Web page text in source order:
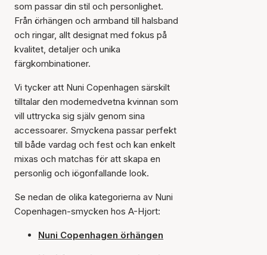
som passar din stil och personlighet.
Från örhängen och armband till halsband
och ringar, allt designat med fokus på
kvalitet, detaljer och unika
färgkombinationer.
Vi tycker att Nuni Copenhagen särskilt
tilltalar den modemedvetna kvinnan som
vill uttrycka sig själv genom sina
accessoarer. Smyckena passar perfekt
till både vardag och fest och kan enkelt
mixas och matchas för att skapa en
personlig och iögonfallande look.
Se nedan de olika kategorierna av Nuni
Copenhagen-smycken hos A-Hjort:
Nuni Copenhagen örhängen